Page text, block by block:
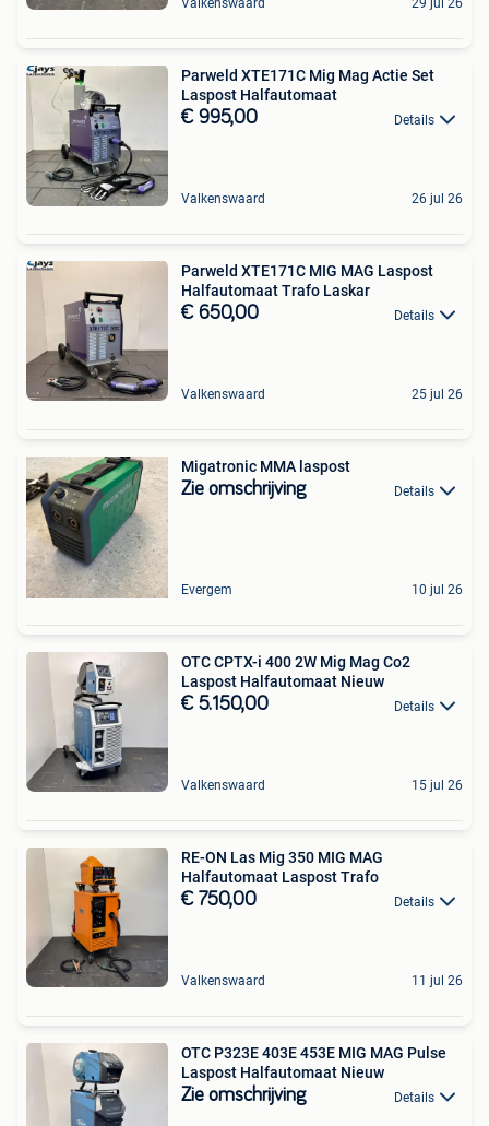
Valkenswaard 29 jul 26
Parweld XTE171C Mig Mag Actie Set
Laspost Halfautomaat
€ 995,00 Details
Valkenswaard 26 jul 26
Parweld XTE171C MIG MAG Laspost
Halfautomaat Trafo Laskar
€ 650,00 Details
Valkenswaard 25 jul 26
Migatronic MMA laspost
Zie omschrijving Details
Evergem 10 jul 26
OTC CPTX-i 400 2W Mig Mag Co2
Laspost Halfautomaat Nieuw
€ 5.150,00 Details
Valkenswaard 15 jul 26
RE-ON Las Mig 350 MIG MAG
Halfautomaat Laspost Trafo
€ 750,00 Details
Valkenswaard 11 jul 26
OTC P323E 403E 453E MIG MAG Pulse
Laspost Halfautomaat Nieuw
Zie omschrijving Details